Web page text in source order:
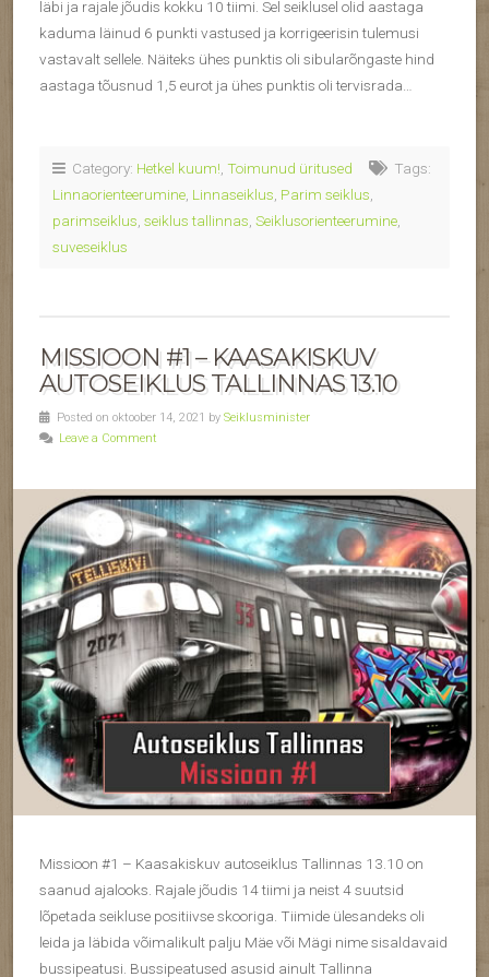
läbi ja rajale jõudis kokku 10 tiimi. Sel seiklusel olid aastaga
kaduma läinud 6 punkti vastused ja korrigeerisin tulemusi
vastavalt sellele. Näiteks ühes punktis oli sibularõngaste hind
aastaga tõusnud 1,5 eurot ja ühes punktis oli tervisrada…
Category: Hetkel kuum!, Toimunud üritused
Tags:
Linnaorienteerumine, Linnaseiklus, Parim seiklus,
parimseiklus, seiklus tallinnas, Seiklusorienteerumine,
suveseiklus
MISSIOON #1 – KAASAKISKUV
AUTOSEIKLUS TALLINNAS 13.10
Posted on oktoober 14, 2021 by Seiklusminister
Leave a Comment
Missioon #1 – Kaasakiskuv autoseiklus Tallinnas 13.10 on
saanud ajalooks. Rajale jõudis 14 tiimi ja neist 4 suutsid
lõpetada seikluse positiivse skooriga. Tiimide ülesandeks oli
leida ja läbida võimalikult palju Mäe või Mägi nime sisaldavaid
bussipeatusi. Bussipeatused asusid ainult Tallinna